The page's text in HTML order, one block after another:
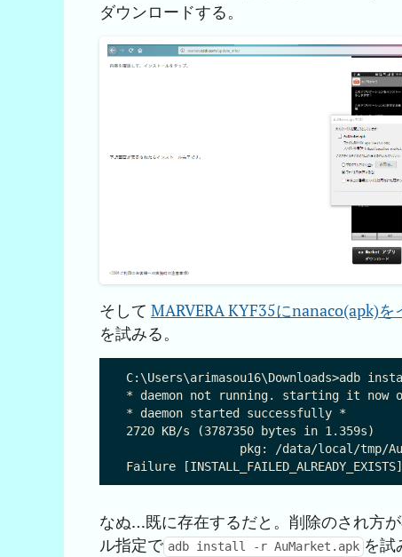
ダウンロードする。
そして MARVERA KYF35にnanaco(apk)
を試みる。
C:\Users\arimasou16\Downloads>adb
* daemon not running. starting it now
* daemon started successfully *
2720 KB/s (3787350 bytes in 1.359s)
なぬ…既に存在するだと。削除のされ方
ル指定で adb install -r AuMarket.apk を試